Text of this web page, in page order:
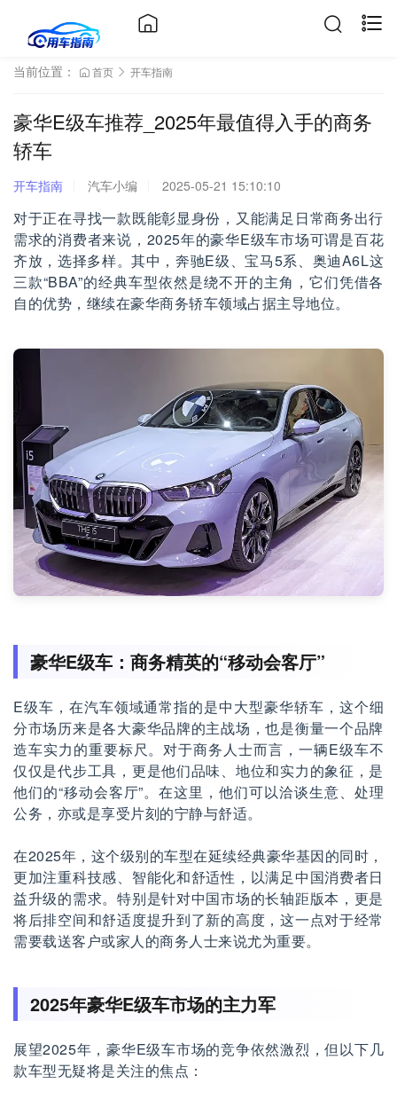
当前位置： 首页 开车指南
豪华E级车推荐_2025年最值得入手的商务
轿车
开车指南 汽车小编 2025-05-21 15:10:10
对于正在寻找一款既能彰显身份，又能满足日常商务出行
需求的消费者来说，2025年的豪华E级车市场可谓是百花
齐放，选择多样。其中，奔驰E级、宝马5系、奥迪A6L这
三款“BBA”的经典车型依然是绕不开的主角，它们凭借各
自的优势，继续在豪华商务轿车领域占据主导地位。
豪华E级车：商务精英的“移动会客厅”
E级车，在汽车领域通常指的是中大型豪华轿车，这个细
分市场历来是各大豪华品牌的主战场，也是衡量一个品牌
造车实力的重要标尺。对于商务人士而言，一辆E级车不
仅仅是代步工具，更是他们品味、地位和实力的象征，是
他们的“移动会客厅”。在这里，他们可以洽谈生意、处理
公务，亦或是享受片刻的宁静与舒适。
在2025年，这个级别的车型在延续经典豪华基因的同时，
更加注重科技感、智能化和舒适性，以满足中国消费者日
益升级的需求。特别是针对中国市场的长轴距版本，更是
将后排空间和舒适度提升到了新的高度，这一点对于经常
需要载送客户或家人的商务人士来说尤为重要。
2025年豪华E级车市场的主力军
展望2025年，豪华E级车市场的竞争依然激烈，但以下几
款车型无疑将是关注的焦点：